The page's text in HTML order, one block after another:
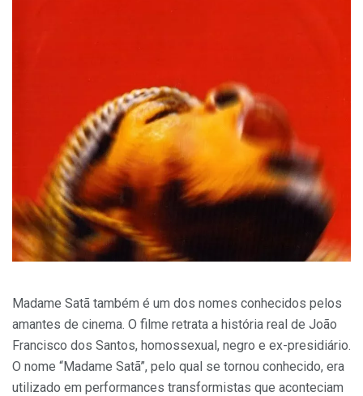
Madame Satã também é um dos nomes conhecidos pelos
amantes de cinema. O filme retrata a história real de João
Francisco dos Santos, homossexual, negro e ex-presidiário.
O nome “Madame Satã”, pelo qual se tornou conhecido, era
utilizado em performances transformistas que aconteciam